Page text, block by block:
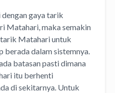
gaya tarik
Matahari, maka semakin
tarik Matahari untuk
dalam sistemnya.
batasan pasti dimana
itu berhenti
di sekitarnya. Untuk